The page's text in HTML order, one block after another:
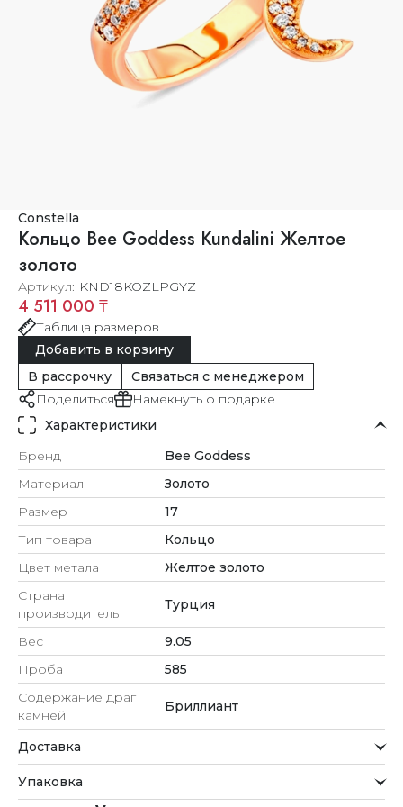
Constella
Кольцо Bee Goddess Kundalini Желтое
золото
Артикул KND18KOZLPGYZ
4 511 000 ₸
Таблица размеров
Добавить в корзину
В рассрочку
Связаться с менеджером
Поделиться
Намекнуть о подарке
Характеристики
Бренд
Bee Goddess
Материал
Золото
Размер
17
Тип товара
Кольцо
Цвет метала
Желтое золото
Страна
производитель
Турция
Вес
9.05
Проба
585
Содержание драг
камней
Бриллиант
Доставка
Мы стремимся обрабатывать заказы максимально
Упаковка